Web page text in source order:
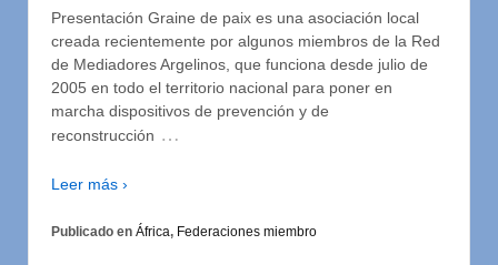
Presentación Graine de paix es una asociación local
creada recientemente por algunos miembros de la Red
de Mediadores Argelinos, que funciona desde julio de
2005 en todo el territorio nacional para poner en
marcha dispositivos de prevención y de
reconstrucción …
Leer más ›
Publicado en África, Federaciones miembro